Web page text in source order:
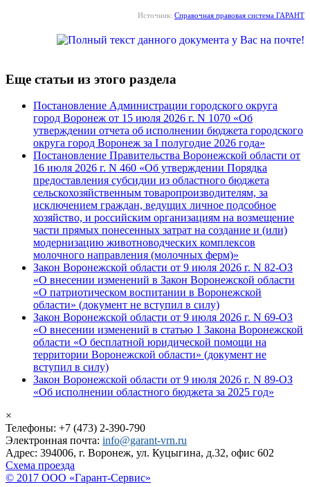
Источник: Справочная правовая система ГАРАНТ
Еще статьи из этого раздела
Постановление Администрации городского округа
город Воронеж от 15 июля 2026 г. N 1070 «Об
утверждении отчета об исполнении бюджета городского
округа город Воронеж за I полугодие 2026 года»
Постановление Правительства Воронежской области от
16 июля 2026 г. N 460 «Об утверждении Порядка
предоставления субсидии из областного бюджета
сельскохозяйственным товаропроизводителям, за
исключением граждан, ведущих личное подсобное
хозяйство, и российским организациям на возмещение
части прямых понесенных затрат на создание и (или)
модернизацию животноводческих комплексов
молочного направления (молочных ферм)»
Закон Воронежской области от 9 июля 2026 г. N 82-ОЗ
«О внесении изменений в Закон Воронежской области
«О патриотическом воспитании в Воронежской
области» (документ не вступил в силу)
Закон Воронежской области от 9 июля 2026 г. N 69-ОЗ
«О внесении изменений в статью 1 Закона Воронежской
области «О бесплатной юридической помощи на
территории Воронежской области» (документ не
вступил в силу)
Закон Воронежской области от 9 июля 2026 г. N 89-ОЗ
«Об исполнении областного бюджета за 2025 год»
×
Телефоны: +7 (473) 2-390-790
Электронная почта: info@garant-vrn.ru
Адрес: 394006, г. Воронеж, ул. Куцыгина, д.32, офис 602
Схема проезда
© 2017 ООО «Гарант-Сервис»